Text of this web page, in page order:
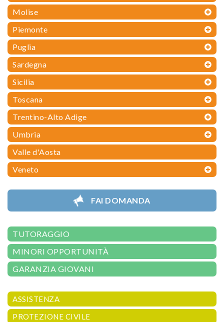
Molise
Piemonte
Puglia
Sardegna
Sicilia
Toscana
Trentino-Alto Adige
Umbria
Valle d'Aosta
Veneto
FAI DOMANDA
TUTORAGGIO
MINORI OPPORTUNITÀ
GARANZIA GIOVANI
ASSISTENZA
PROTEZIONE CIVILE